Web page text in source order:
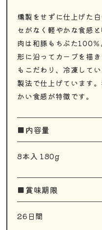
燻製をせずに仕上げた
セがなく軽やかな食感
肉は和豚もちぶた100
形に沿ってカーブを描
もこだわり、冷凍して
製法で仕上げています
かい食感が特徴です。
■内容量
8本入 180g
■賞味期限
26日間